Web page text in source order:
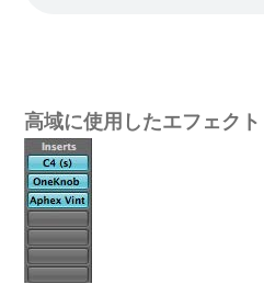
高域に使用したエフェクト